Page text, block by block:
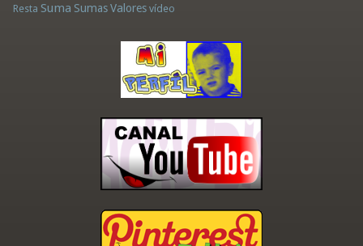
Resta Suma Sumas Valores vídeo